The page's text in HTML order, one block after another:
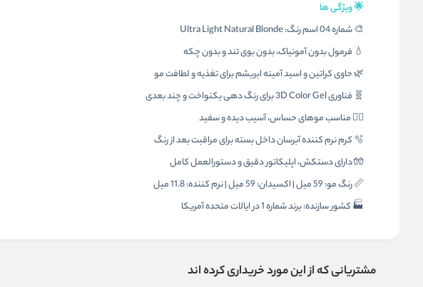
🌟 ویژگی ها
🎨 شماره 04 اسم رنگ: Ultra Light Natural Blonde
💧 فرمول بدون آمونیاک، بدون بوی تند و بدون چکه
🌿 حاوی کراتین و اسید آمینه ابریشم برای تغذیه و لطافت مو
🧬 فناوری 3D Color Gel برای رنگ‌ دهی یکنواخت و چند بعدی
🧖‍♀️ مناسب موهای حساس، آسیب‌ دیده و سفید
🫧 کرم نرم‌ کننده آبرسان داخل بسته برای مراقبت بعد از رنگ
🧤 دارای دستکش، اپلیکاتور دقیق و دستورالعمل کامل
📏 رنگ مو: 59 میل | اکسیدان: 59 میل | نرم‌ کننده: 11.8 میل
🏭 کشور سازنده: برند شماره 1 در ایالات متحده آمریکا
مشتریانی که از این مورد خریداری کرده اند